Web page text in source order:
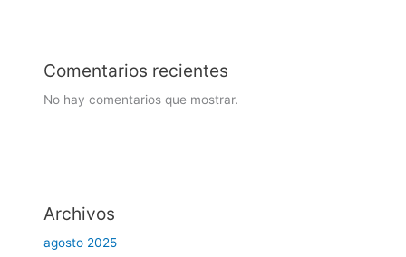
Comentarios recientes
No hay comentarios que mostrar.
Archivos
agosto 2025